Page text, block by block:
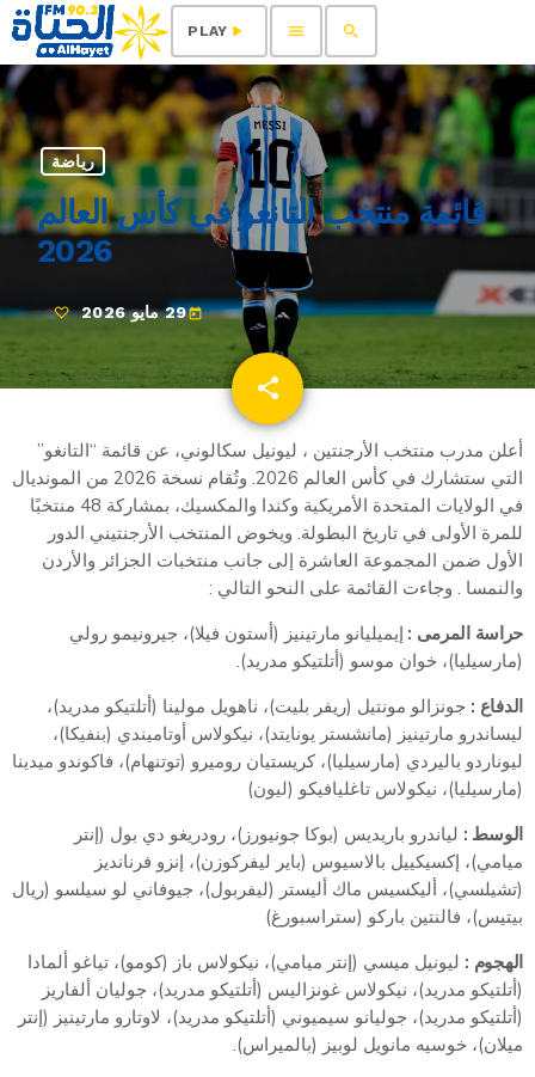
search
menu
play_arrow
PLAY
رياضة
قائمة منتخب التانغو في كأس العالم
2026
today29 مايو 2026
share
email
أعلن مدرب منتخب الأرجنتين ، ليونيل سكالوني، عن قائمة “التانغو”
التي ستشارك في كأس العالم 2026. وتُقام نسخة 2026 من المونديال
في الولايات المتحدة الأمريكية وكندا والمكسيك، بمشاركة 48 منتخبًا
للمرة الأولى في تاريخ البطولة. ويخوض المنتخب الأرجنتيني الدور
الأول ضمن المجموعة العاشرة إلى جانب منتخبات الجزائر والأردن
والنمسا . وجاءت القائمة على النحو التالي :
حراسة المرمى : إيميليانو مارتينيز (أستون فيلا)، جيرونيمو رولي
(مارسيليا)، خوان موسو (أتلتيكو مدريد).
الدفاع : جونزالو مونتيل (ريفر بليت)، ناهويل مولينا (أتلتيكو مدريد)،
ليساندرو مارتينيز (مانشستر يونايتد)، نيكولاس أوتاميندي (بنفيكا)،
ليوناردو باليردي (مارسيليا)، كريستيان روميرو (توتنهام)، فاكوندو ميدينا
(مارسيليا)، نيكولاس تاغليافيكو (ليون)
الوسط : لياندرو باريديس (بوكا جونيورز)، رودريغو دي بول (إنتر
ميامي)، إكسيكييل بالاسيوس (باير ليفركوزن)، إنزو فرنانديز
(تشيلسي)، أليكسيس ماك أليستر (ليفربول)، جيوفاني لو سيلسو (ريال
بيتيس)، فالنتين باركو (ستراسبورغ)
الهجوم : ليونيل ميسي (إنتر ميامي)، نيكولاس باز (كومو)، تياغو ألمادا
(أتلتيكو مدريد)، نيكولاس غونزاليس (أتلتيكو مدريد)، جوليان ألفاريز
(أتلتيكو مدريد)، جوليانو سيميوني (أتلتيكو مدريد)، لاوتارو مارتينيز (إنتر
ميلان)، خوسيه مانويل لوبيز (بالميراس).